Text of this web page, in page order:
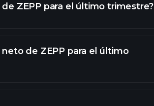
ZEPP para el último trimestre?
de ZEPP para el último